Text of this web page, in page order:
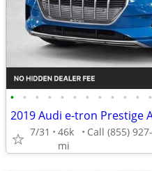
• • • • • • • • • • • •
7/31
46k
mi